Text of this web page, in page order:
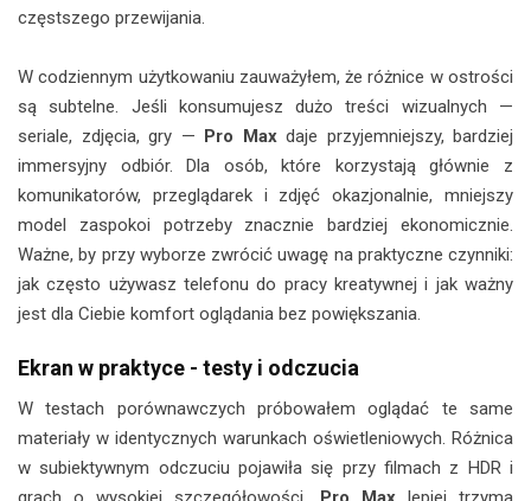
częstszego przewijania.
W codziennym użytkowaniu zauważyłem, że różnice w ostrości
są subtelne. Jeśli konsumujesz dużo treści wizualnych —
seriale, zdjęcia, gry — Pro Maxdaje przyjemniejszy, bardziej
immersyjny odbiór. Dla osób, które korzystają głównie z
komunikatorów, przeglądarek i zdjęć okazjonalnie, mniejszy
model zaspokoi potrzeby znacznie bardziej ekonomicznie.
Ważne, by przy wyborze zwrócić uwagę na praktyczne czynniki:
jak często używasz telefonu do pracy kreatywnej i jak ważny
jest dla Ciebie komfort oglądania bez powiększania.
Ekran w praktyce - testy i odczucia
W testach porównawczych próbowałem oglądać te same
materiały w identycznych warunkach oświetleniowych. Różnica
w subiektywnym odczuciu pojawiła się przy filmach z HDR i